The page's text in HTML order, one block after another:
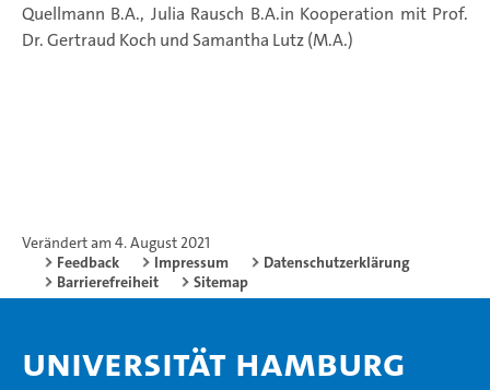
Quellmann B.A., Julia Rausch B.A.in Kooperation mit Prof.
Dr. Gertraud Koch und Samantha Lutz (M.A.)
Verändert am 4. August 2021
Feedback
Impressum
Datenschutzerklärung
Barrierefreiheit
Sitemap
Universität Hamburg